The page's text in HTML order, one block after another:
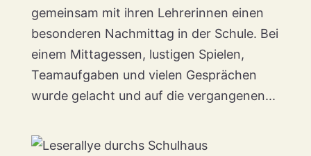
gemeinsam mit ihren Lehrerinnen einen
besonderen Nachmittag in der Schule. Bei
einem Mittagessen, lustigen Spielen,
Teamaufgaben und vielen Gesprächen
wurde gelacht und auf die vergangenen...